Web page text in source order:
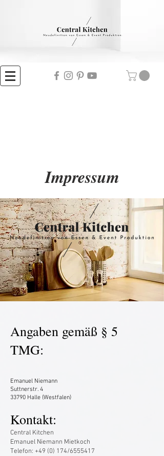
Impressum
Angaben gemäß § 5
TMG:
Emanuel Niemann
Suttnerstr. 4
33790 Halle (Westfalen)
Kontakt:
Central Kitchen
Emanuel Niemann Mietkoch
Telefon: +49 (0) 174/6555417